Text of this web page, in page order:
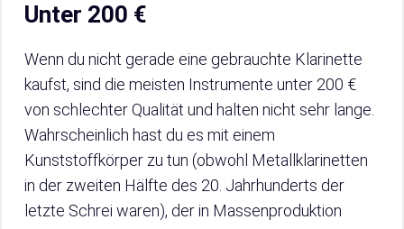
Unter 200 €
Wenn du nicht gerade eine gebrauchte Klarinette
kaufst, sind die meisten Instrumente unter 200 €
von schlechter Qualität und halten nicht sehr lange.
Wahrscheinlich hast du es mit einem
Kunststoffkörper zu tun (obwohl Metallklarinetten
in der zweiten Hälfte des 20. Jahrhunderts der
letzte Schrei waren), der in Massenproduktion